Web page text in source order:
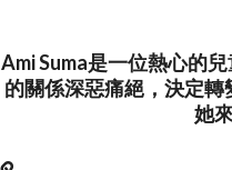
Ami Suma是一位熱心的
的關係深惡痛絕，決定轉
她